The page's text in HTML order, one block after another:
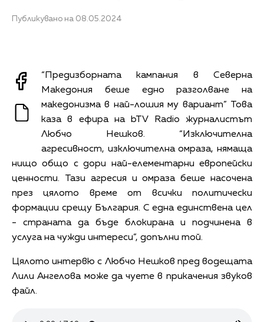
Публикувано на 08.05.2024
“Предизборната кампания в Северна
Македония беше едно разголване на
македонизма в най-лошия му вариант” Това
каза в ефира на bTV Radio журналистът
Любчо Нешков. “Изключителна
агресивност, изключителна омраза, нямаща
нищо общо с дори най-елементарни европейски
ценности. Тази агресия и омраза беше насочена
през цялото време от всички политически
формации срещу България. С една единствена цел
- страната да бъде блокирана и подчинена в
услуга на чужди интереси”, допълни той.
Цялото интервю с Любчо Нешков пред водещата
Лили Ангелова може да чуете в прикачения звуков
файл.